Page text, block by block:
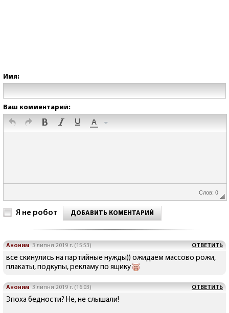
Имя:
Ваш комментарий:
Слов: 0
Я не робот ДОБАВИТЬ КОМЕНТАРИЙ
Аноним 3 липня 2019 г. (15:53) ОТВЕТИТЬ
все скинулись на партийные нужды)) ожидаем массово рожи,
плакаты, подкупы, рекламу по ящику
Аноним 3 липня 2019 г. (16:03) ОТВЕТИТЬ
Эпоха бедности? Не, не слышали!